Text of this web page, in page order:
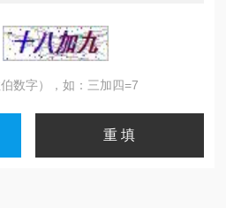
数字），如：三加四=7